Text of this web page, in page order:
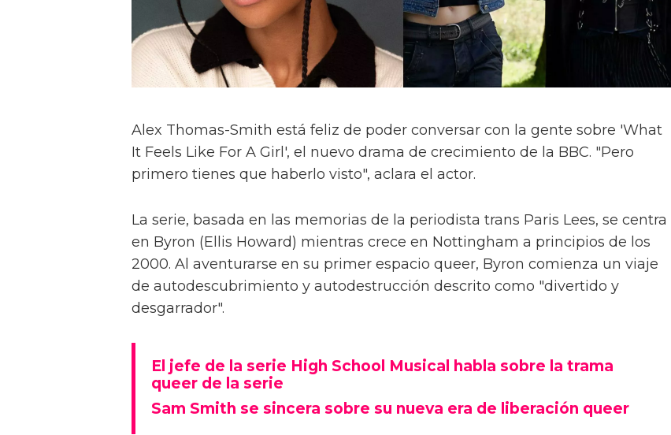
Alex Thomas-Smith está feliz de poder conversar con la gente sobre 'What
It Feels Like For A Girl', el nuevo drama de crecimiento de la BBC. "Pero
primero tienes que haberlo visto", aclara el actor.
La serie, basada en las memorias de la periodista trans Paris Lees, se centra
en Byron (Ellis Howard) mientras crece en Nottingham a principios de los
2000. Al aventurarse en su primer espacio queer, Byron comienza un viaje
de autodescubrimiento y autodestrucción descrito como "divertido y
desgarrador".
El jefe de la serie High School Musical habla sobre la trama
queer de la serie
Sam Smith se sincera sobre su nueva era de liberación queer